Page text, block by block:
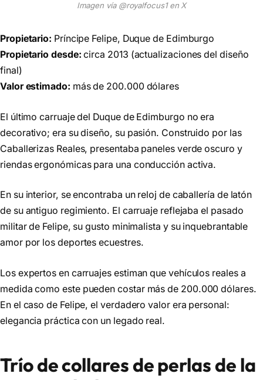
Imagen vía @royalfocus1 en X
Propietario: Príncipe Felipe, Duque de Edimburgo
Propietario desde: circa 2013 (actualizaciones del diseño
final)
Valor estimado: más de 200.000 dólares
El último carruaje del Duque de Edimburgo no era
decorativo; era su diseño, su pasión. Construido por las
Caballerizas Reales, presentaba paneles verde oscuro y
riendas ergonómicas para una conducción activa.
En su interior, se encontraba un reloj de caballería de latón
de su antiguo regimiento. El carruaje reflejaba el pasado
militar de Felipe, su gusto minimalista y su inquebrantable
amor por los deportes ecuestres.
Los expertos en carruajes estiman que vehículos reales a
medida como este pueden costar más de 200.000 dólares.
En el caso de Felipe, el verdadero valor era personal:
elegancia práctica con un legado real.
Trío de collares de perlas de la